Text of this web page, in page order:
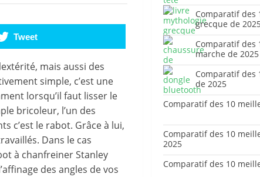
Tweet
mais aussi des
simple, c’est une
lorsqu’il faut lisser le
bricoleur, l’un des
c’est le rabot. Grâce à lui,
Dans le cas
à chanfreiner Stanley
des angles de vos
Comparatif des
grecque de
Comparatif des
marche de 2025
Comparatif des
de 2025
Comparatif des 10
Comparatif des 10
2025
Comparatif des 10